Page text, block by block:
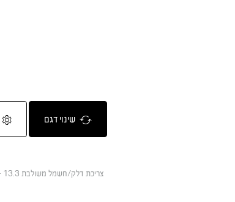
שינוי דגם
צריכת דלק/חשמל משולבת13.3 - 12.4 ליטר ל-100 ק"מ